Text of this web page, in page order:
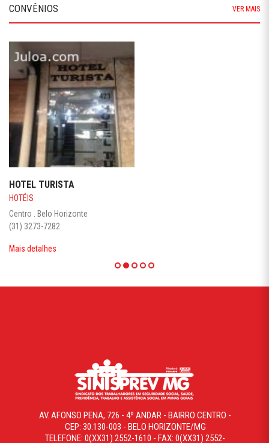
CONVÊNIOS VER MAIS
HOTEL TURISTA
HOTÉIS
Centro . Belo Horizonte
(31) 3273-7282
Mais detalhes
AV. AFONSO PENA, 726 - 4º ANDAR - BAIRRO CENTRO -
CEP: 30.130-003 - BELO HORIZONTE/MG
TELEFONE: 0(XX31) 2552-1610 - FAX: 0(XX31) 2552-